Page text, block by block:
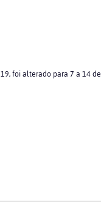
foi alterado para 7 a 14 de